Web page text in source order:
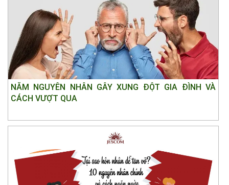
NĂM NGUYÊN NHÂN GÂY XUNG ĐỘT GIA ĐÌNH VÀ
CÁCH VƯỢT QUA